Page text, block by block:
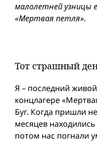
малолетней узницы
«Мертвая петля».
Тот страшный
Я – последний
концлагере
Буг. Когда пришли
месяцев
потом нас погнали